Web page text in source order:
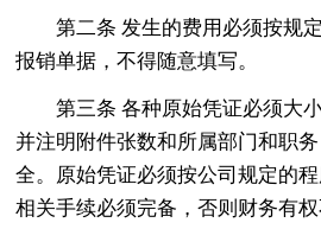
第二条 发生的费用必须按规
报销单据，不得随意填写。
第三条 各种原始凭证必须大
并注明附件张数和所属部门和职
全。原始凭证必须按公司规定的
相关手续必须完备，否则财务有权